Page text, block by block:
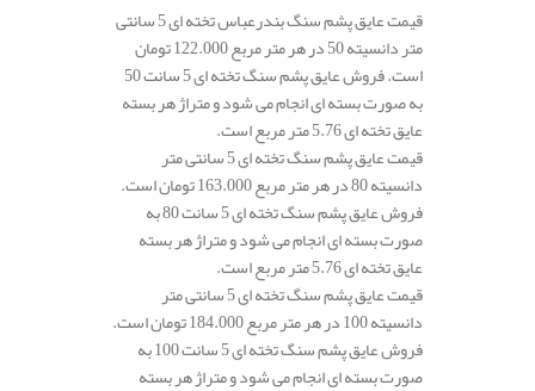
قیمت عایق پشم سنگ بندرعباس تخته ای 5 سانتی
متر دانسیته 50 در هر متر مربع 122.000 تومان
است. فروش عایق پشم سنگ تخته ای 5 سانت 50
به صورت بسته ای انجام می شود و متراژ هر بسته
عایق تخته ای 5.76 متر مربع است.
قیمت عایق پشم سنگ تخته ای 5 سانتی متر
دانسیته 80 در هر متر مربع 163.000 تومان است.
فروش عایق پشم سنگ تخته ای 5 سانت 80 به
صورت بسته ای انجام می شود و متراژ هر بسته
عایق تخته ای 5.76 متر مربع است.
قیمت عایق پشم سنگ تخته ای 5 سانتی متر
دانسیته 100 در هر متر مربع 184.000 تومان است.
فروش عایق پشم سنگ تخته ای 5 سانت 100 به
صورت بسته ای انجام می شود و متراژ هر بسته